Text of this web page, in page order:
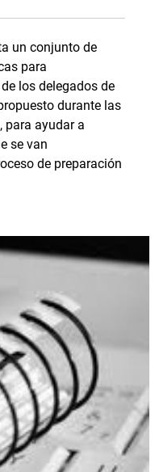
un conjunto de
para
los delegados de
durante las
para ayudar a
se van
de preparación